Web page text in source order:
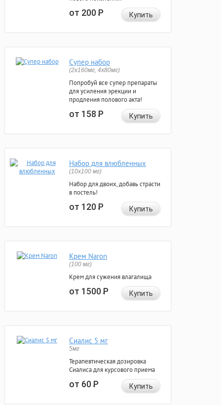
от 200Р Купить
Супер набор
(2х160мг, 4х80мг)
Попробуй все супер препараты
для усиления эрекции и
продления полового акта!
от 158Р Купить
Набор для влюбленных
(10х100 мг)
Набор для двоих, добавь страсти
в постель!
от 120Р Купить
Крем Naron
(100 мг)
Крем для сужения влагалища
от 1500Р Купить
Сиалис 5 мг
5мг
Терапевтическая дозировка
Сиалиса для курсового приема
от 60Р Купить